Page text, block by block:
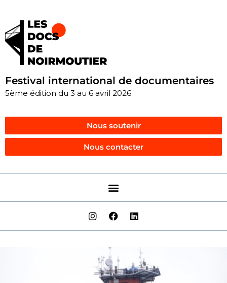
Festival international de documentaires
5ème édition du 3 au 6 avril 2026
Nous soutenir
Nous contacter